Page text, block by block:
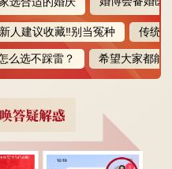
议收藏‼️别当冤种 传统婚俗
不踩雷？ 希望大家都能遇到